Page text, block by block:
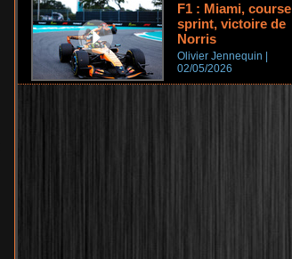
F1 : Miami, course
sprint, victoire de
Norris
Olivier Jennequin |
02/05/2026